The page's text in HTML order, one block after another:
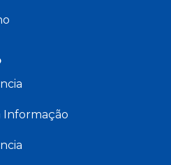
Informação